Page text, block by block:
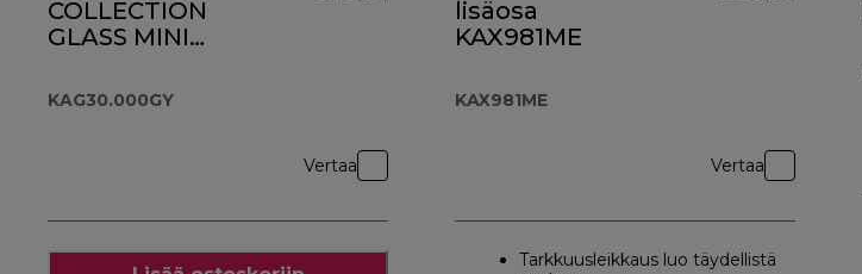
COLLECTION
GLASS MINI
KAG30.000GY
KAG30.000GY
Vertaa
lisäosa
KAX981ME
KAX981ME
Vertaa
Tarkkuusleikkaus luo täydellistä